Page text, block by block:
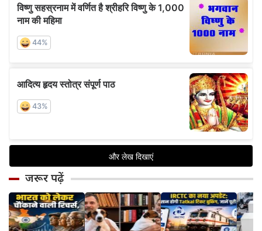
जरूर पढ़ें